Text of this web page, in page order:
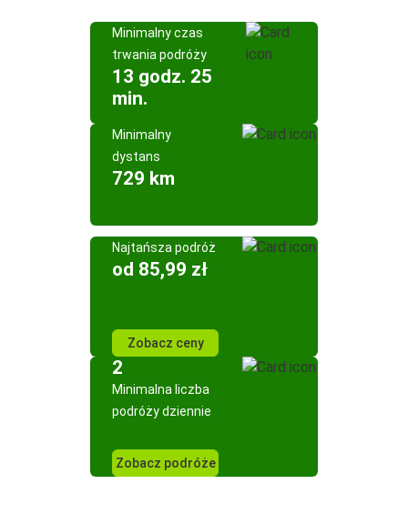
Minimalny czas
trwania podróży
13 godz. 25
min.
Minimalny
dystans
729 km
Najtańsza podróż
od 85,99 zł
Zobacz ceny
2
Minimalna liczba
podróży dziennie
Zobacz podróże